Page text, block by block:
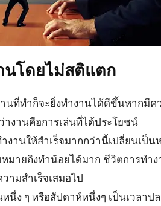
นโดยไม่สติแตก
นที่ทำก็จะยิ่งทำงานได้ดีขึ้นหากมีค
งานคือการเล่นที่ได้ประโยชน์
งานให้สำเร็จมากกว่านี้เปลี่ยนเป็น
หมายถึงทำน้อยได้มาก ชีวิตการทำ
ามสำเร็จเสมอไป
นึ่ง ๆ หรือสัปดาห์หนึ่งๆ เป็นเวลาป